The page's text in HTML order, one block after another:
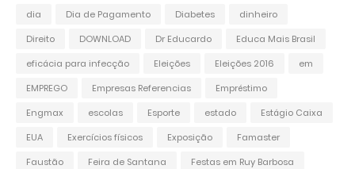
dia
Dia de Pagamento Diabetes
dinheiro
Direito
DOWNLOAD Dr Educardo
Educa Mais Brasil
eficácia para infecção
Eleições Eleições 2016
em
EMPREGO
Empresas Referencias
Empréstimo
Engmax
escolas Esporte estado
Estágio Caixa
EUA
Exercícios físicos Exposição
Famaster
Faustão
Feira de Santana
Festas em Ruy Barbosa